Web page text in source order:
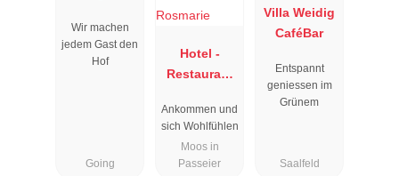
Wir machen
jedem Gast den
Hof
Going
Hotel -
Restaurant
Ankommen und
sich Wohlfühlen
Moos in
Passeier
Villa Weidig
CaféBar
Entspannt
geniessen im
Grünem
Saalfeld